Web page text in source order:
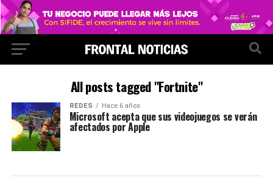
All posts tagged "Fortnite"
REDES Hace 6 años
Microsoft acepta que sus videojuegos se verán
afectados por Apple